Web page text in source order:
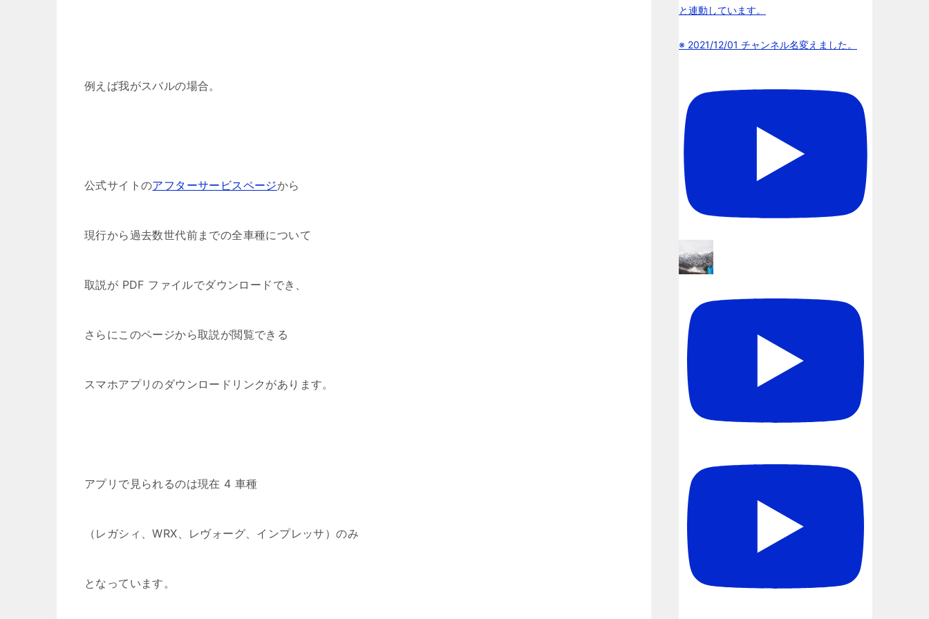
例えば我がスバルの場合。
公式サイトのアフターサービスページから
現行から過去数世代前までの全車種について
取説が PDF ファイルでダウンロードでき、
さらにこのページから取説が閲覧できる
スマホアプリのダウンロードリンクがあります。
アプリで見られるのは現在 4 車種
（レガシィ、WRX、レヴォーグ、インプレッサ）のみ
となっています。
と連動しています。
※ 2021/12/01 チャンネル名変えました。